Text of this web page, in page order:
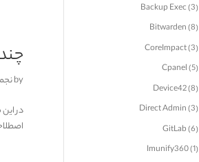
by
در
Backup Exec(3)
Bitwarden(8)
CoreImpact(3)
Cpanel(5)
Device42(8)
Direct Admin(3)
GitLab(6)
Imunify360(1)